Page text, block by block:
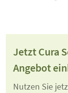
Jetzt Cura
Angebot
Nutzen Sie